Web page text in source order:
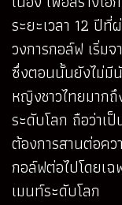
ระยะเวลา 12 ปีที่
วงการกอล์ฟ เริ่ม
ซึ่งตอนนั้นยังไม่มี
หญิงชาวไทยมากถึ
ระดับโลก ถือว่าเป็
ต้องการสานต่อค
กอล์ฟต่อไปโดยเฉ
เมนท์ระดับโลก